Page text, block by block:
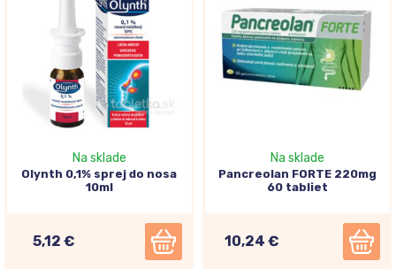
Na sklade
Olynth 0,1% sprej do nosa
10ml
5,12 €
Na sklade
Pancreolan FORTE 220mg
60 tabliet
10,24 €